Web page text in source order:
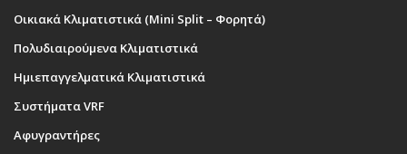
Οικιακά Κλιματιστικά (Mini Split – Φορητά)
Πολυδιαιρούμενα Κλιματιστικά
Ημιεπαγγελματικά Κλιματιστικά
Συστήματα VRF
Αφυγραντήρες